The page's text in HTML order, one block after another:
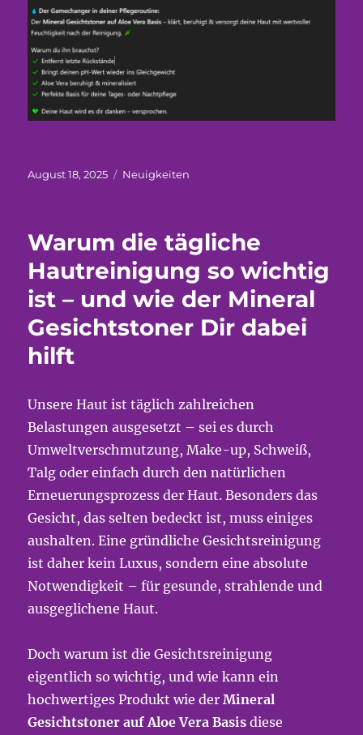
Veröffentlicht
August 18, 2025 Kategorien
Neuigkeiten
Warum die tägliche
Hautreinigung so wichtig
ist – und wie der Mineral
Gesichtstoner Dir dabei
hilft
Unsere Haut ist täglich zahlreichen
Belastungen ausgesetzt – sei es durch
Umweltverschmutzung, Make-up, Schweiß,
Talg oder einfach durch den natürlichen
Erneuerungsprozess der Haut. Besonders das
Gesicht, das selten bedeckt ist, muss einiges
aushalten. Eine gründliche Gesichtsreinigung
ist daher kein Luxus, sondern eine absolute
Notwendigkeit – für gesunde, strahlende und
ausgeglichene Haut.
Doch warum ist die Gesichtsreinigung
eigentlich so wichtig, und wie kann ein
hochwertiges Produkt wie derMineral
Gesichtstoner auf Aloe Vera Basis diese